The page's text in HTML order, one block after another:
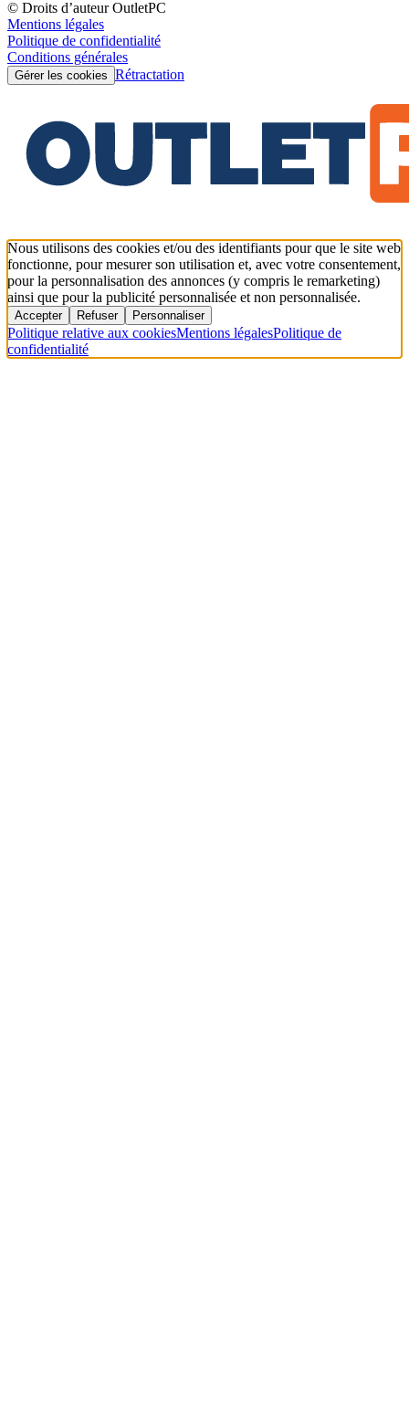
© Droits d’auteur OutletPC
Mentions légales
Politique de confidentialité
Conditions générales
Gérer les cookies Rétractation
Nous utilisons des cookies et/ou des identifiants pour que le site web
fonctionne, pour mesurer son utilisation et, avec votre consentement,
pour la personnalisation des annonces (y compris le remarketing)
ainsi que pour la publicité personnalisée et non personnalisée.
Accepter Refuser Personnaliser
Politique relative aux cookiesMentions légalesPolitique de
confidentialité